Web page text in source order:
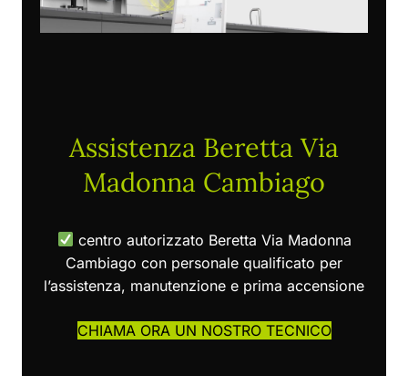
Assistenza Beretta Via
Madonna Cambiago
centro autorizzato Beretta Via Madonna
Cambiago con personale qualificato per
l’assistenza, manutenzione e prima accensione
CHIAMA ORA UN NOSTRO TECNICO